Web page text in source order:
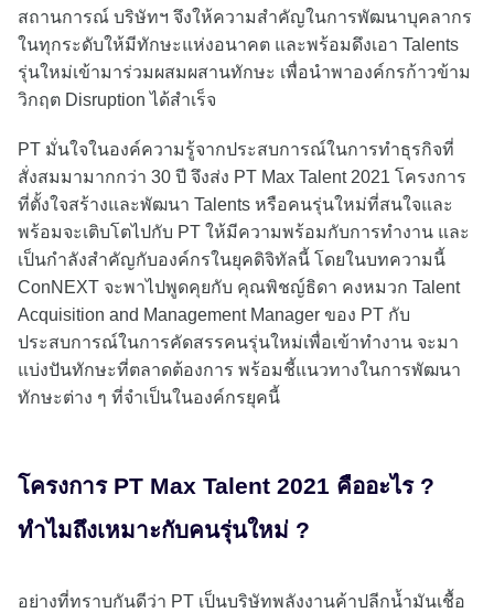
สถานการณ์ บริษัทฯ จึงให้ความสำคัญในการพัฒนาบุคลากร
ในทุกระดับให้มีทักษะแห่งอนาคต และพร้อมดึงเอา Talents
รุ่นใหม่เข้ามาร่วมผสมผสานทักษะ เพื่อนำพาองค์กรก้าวข้าม
วิกฤต Disruption ได้สำเร็จ
PT มั่นใจในองค์ความรู้จากประสบการณ์ในการทำธุรกิจที่
สั่งสมมามากกว่า 30 ปี จึงส่ง PT Max Talent 2021 โครงการ
ที่ตั้งใจสร้างและพัฒนา Talents หรือคนรุ่นใหม่ที่สนใจและ
พร้อมจะเติบโตไปกับ PT ให้มีความพร้อมกับการทำงาน และ
เป็นกำลังสำคัญกับองค์กรในยุคดิจิทัลนี้ โดยในบทความนี้
ConNEXT จะพาไปพูดคุยกับ คุณพิชญ์ธิดา คงหมวก Talent
Acquisition and Management Manager ของ PT กับ
ประสบการณ์ในการคัดสรรคนรุ่นใหม่เพื่อเข้าทำงาน จะมา
แบ่งปันทักษะที่ตลาดต้องการ พร้อมชี้แนวทางในการพัฒนา
ทักษะต่าง ๆ ที่จำเป็นในองค์กรยุคนี้
โครงการ PT Max Talent 2021 คืออะไร ?
ทำไมถึงเหมาะกับคนรุ่นใหม่ ?
อย่างที่ทราบกันดีว่า PT เป็นบริษัทพลังงานค้าปลีกน้ำมันเชื้อ